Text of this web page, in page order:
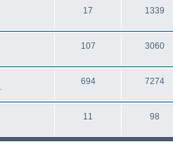
17 1339
107 3060
694 7274
11 98